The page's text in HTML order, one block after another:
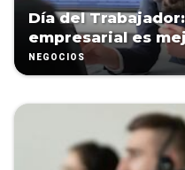
Día del
empresarial es
NEGOCIOS